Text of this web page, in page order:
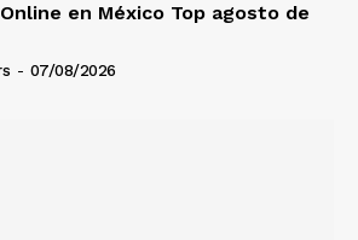
en México Top agosto de
- 07/08/2026